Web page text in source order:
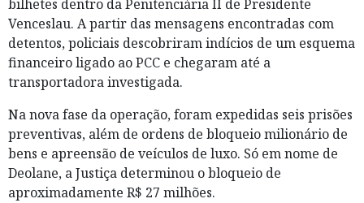
bilhetes dentro da Penitenciária II de Presidente
Venceslau. A partir das mensagens encontradas com
detentos, policiais descobriram indícios de um esquema
financeiro ligado ao PCC e chegaram até a
transportadora investigada.
Na nova fase da operação, foram expedidas seis prisões
preventivas, além de ordens de bloqueio milionário de
bens e apreensão de veículos de luxo. Só em nome de
Deolane, a Justiça determinou o bloqueio de
aproximadamente R$ 27 milhões.